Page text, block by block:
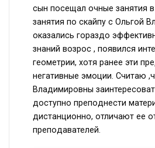
сын посещал очные занятия в
занятия по скайпу с Ольгой
оказались гораздо
знаний возрос , появился
геометрии, хотя ранее эти
негативные эмоции. Считаю
Владимировны
доступно преподнести
дистанционно, отличают ее
преподавателей.